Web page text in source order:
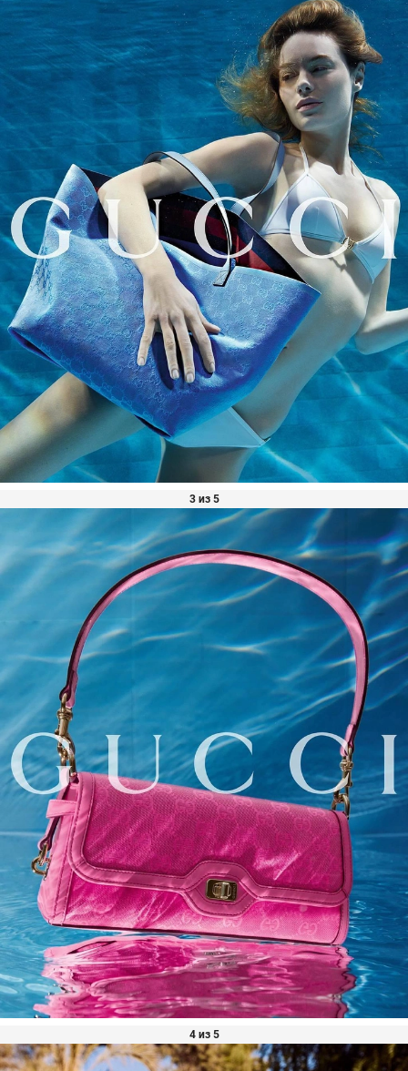
3 из 5
4 из 5